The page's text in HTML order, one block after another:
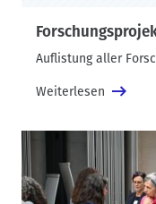
Auflistung aller
Weiterlesen